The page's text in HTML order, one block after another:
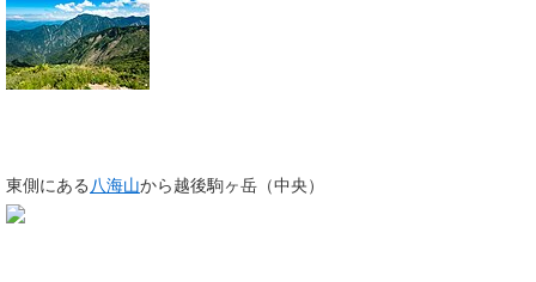
東側にある八海山から越後駒ヶ岳（中央）